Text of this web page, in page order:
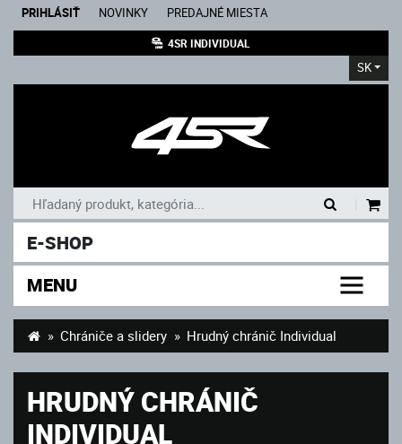
PRIHLÁSIŤ NOVINKY PREDAJNÉ MIESTA
4SR INDIVIDUAL
SK
E-SHOP
MENU
Chrániče a slidery Hrudný chránič Individual
HRUDNÝ CHRÁNIČ
INDIVIDUAL